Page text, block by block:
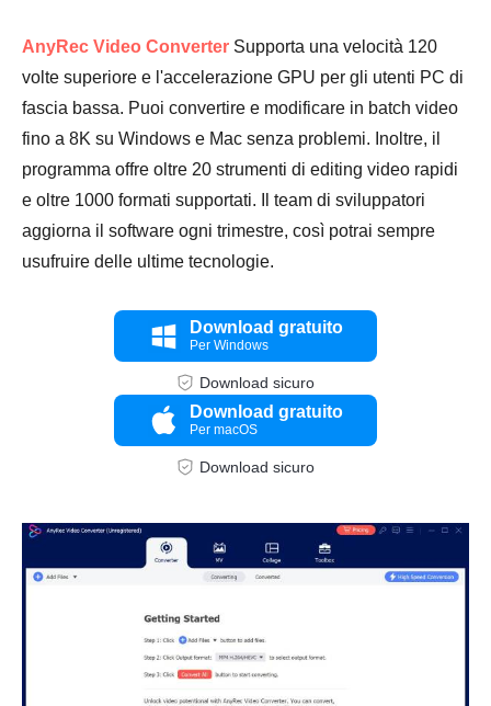
AnyRec Video Converter Supporta una velocità 120
volte superiore e l'accelerazione GPU per gli utenti PC di
fascia bassa. Puoi convertire e modificare in batch video
fino a 8K su Windows e Mac senza problemi. Inoltre, il
programma offre oltre 20 strumenti di editing video rapidi
e oltre 1000 formati supportati. Il team di sviluppatori
aggiorna il software ogni trimestre, così potrai sempre
usufruire delle ultime tecnologie.
Download gratuito
Per Windows
Download sicuro
Download gratuito
Per macOS
Download sicuro